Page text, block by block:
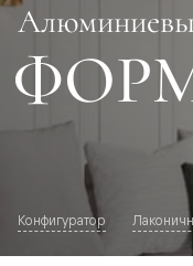
Конфигуратор